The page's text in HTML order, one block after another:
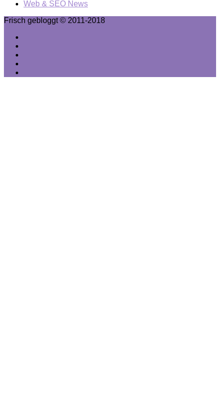
Web & SEO News
Frisch gebloggt © 2011-2018